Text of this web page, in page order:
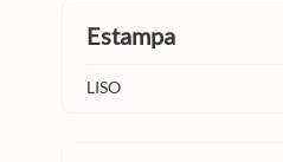
estampa
LISO